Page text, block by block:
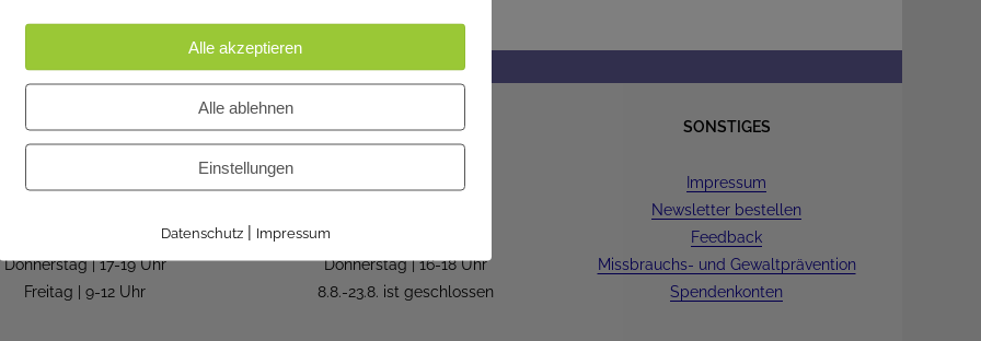
WIR SIND FÜR SIE DA
Montag | geschlossen
Donnerstag | 17-19 Uhr
Freitag | 9-12 Uhr
IN DEN FERIEN
Kanzleistunden in den
Donnerstag | 16-18 Uhr
8.8.-23.8. ist geschlossen
SONSTIGES
Impressum
Newsletter bestellen
Feedback
Missbrauchs- und Gewaltprävention
Spendenkonten
Alle akzeptieren
Alle ablehnen
Einstellungen
Datenschutz| Impressum